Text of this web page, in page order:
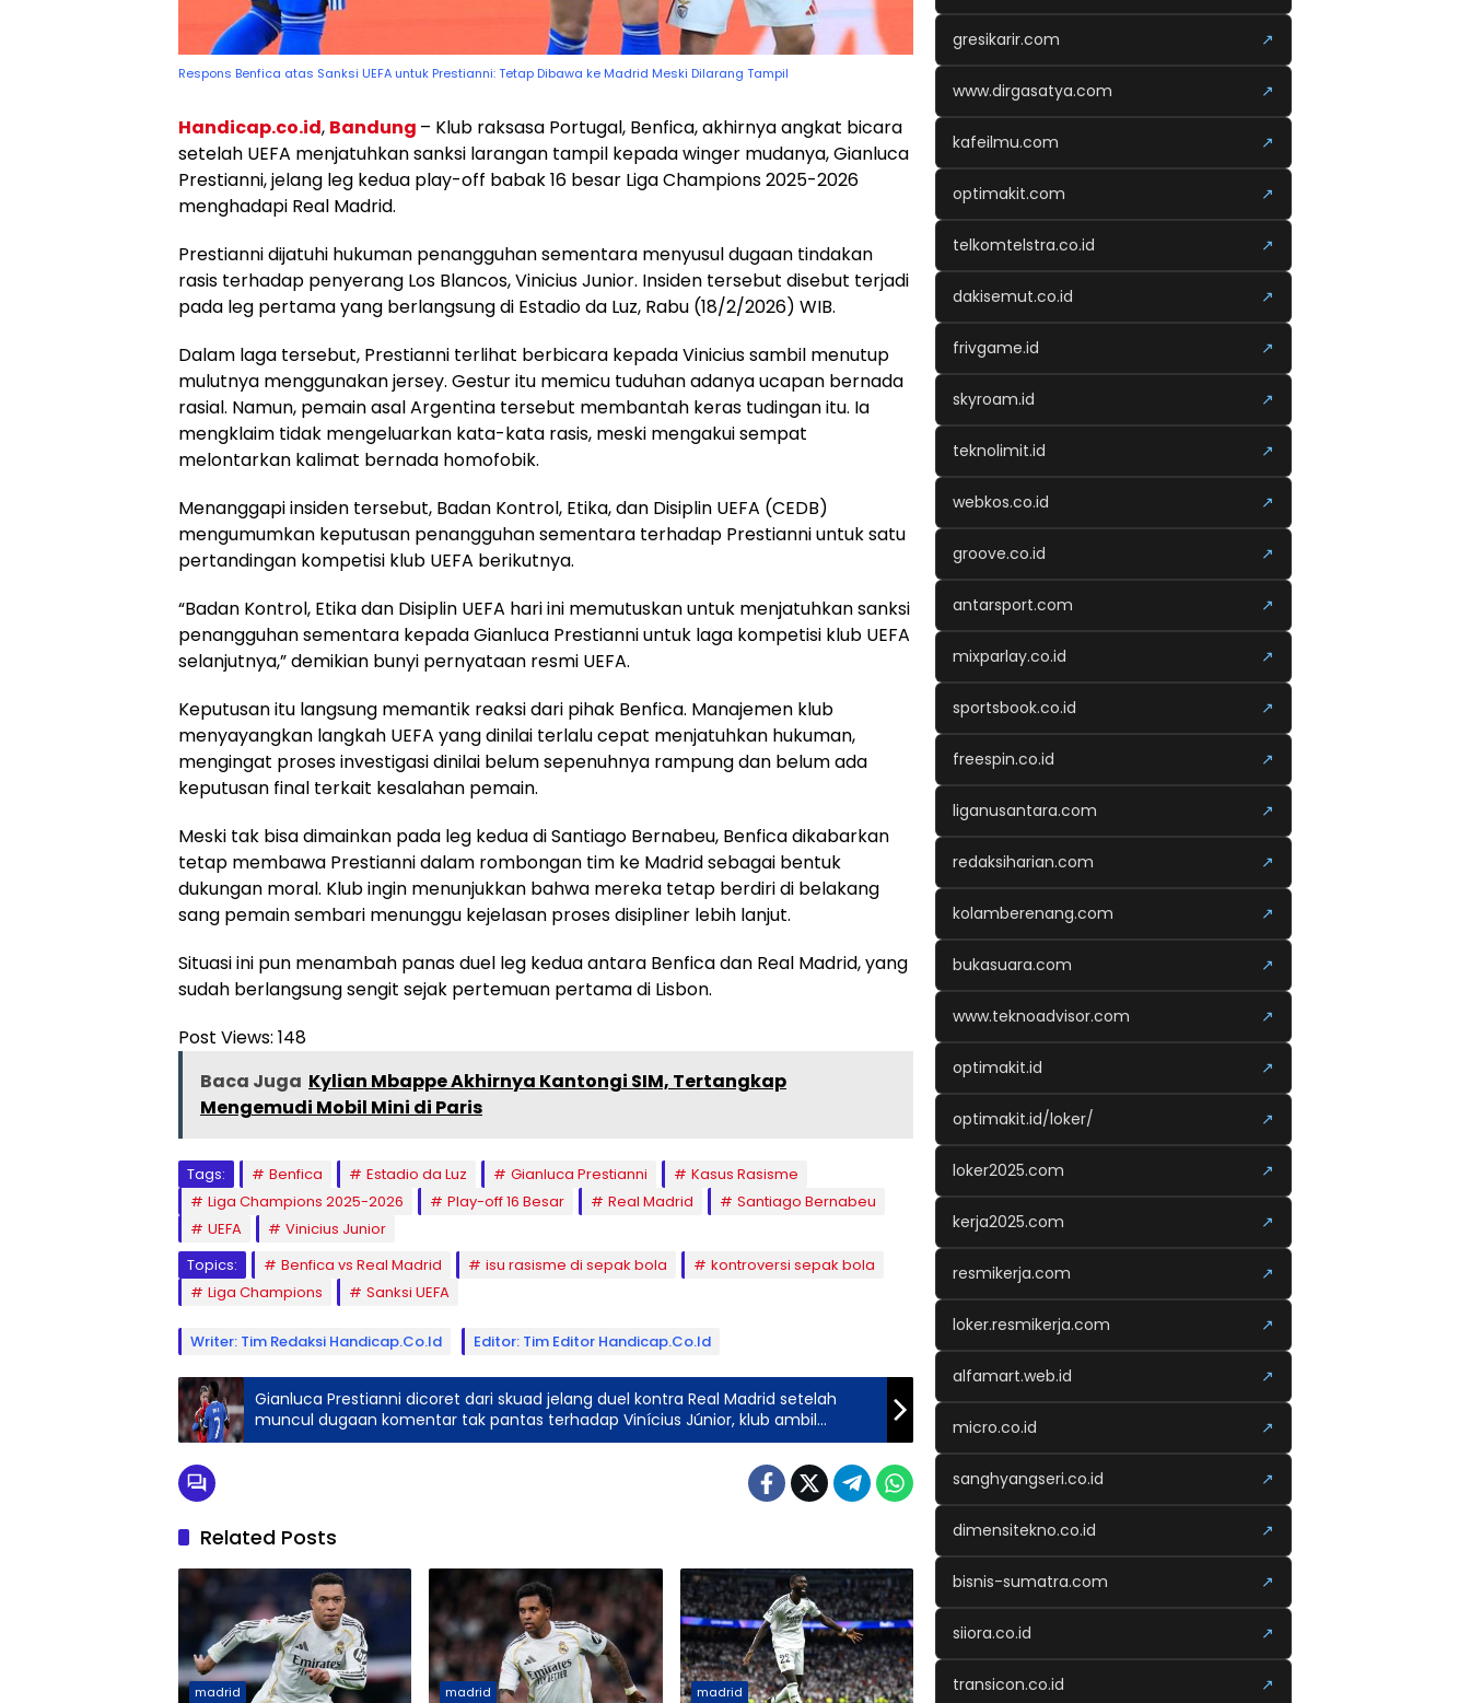
Respons Benfica atas Sanksi UEFA untuk Prestianni: Tetap Dibawa ke Madrid Meski Dilarang Tampil
Handicap.co.id, Bandung – Klub raksasa Portugal, Benfica, akhirnya angkat bicara
setelah UEFA menjatuhkan sanksi larangan tampil kepada winger mudanya, Gianluca
Prestianni, jelang leg kedua play-off babak 16 besar Liga Champions 2025-2026
menghadapi Real Madrid.
Prestianni dijatuhi hukuman penangguhan sementara menyusul dugaan tindakan
rasis terhadap penyerang Los Blancos, Vinicius Junior. Insiden tersebut disebut terjadi
pada leg pertama yang berlangsung di Estadio da Luz, Rabu (18/2/2026) WIB.
Dalam laga tersebut, Prestianni terlihat berbicara kepada Vinicius sambil menutup
mulutnya menggunakan jersey. Gestur itu memicu tuduhan adanya ucapan bernada
rasial. Namun, pemain asal Argentina tersebut membantah keras tudingan itu. Ia
mengklaim tidak mengeluarkan kata-kata rasis, meski mengakui sempat
melontarkan kalimat bernada homofobik.
Menanggapi insiden tersebut, Badan Kontrol, Etika, dan Disiplin UEFA (CEDB)
mengumumkan keputusan penangguhan sementara terhadap Prestianni untuk satu
pertandingan kompetisi klub UEFA berikutnya.
“Badan Kontrol, Etika dan Disiplin UEFA hari ini memutuskan untuk menjatuhkan sanksi
penangguhan sementara kepada Gianluca Prestianni untuk laga kompetisi klub UEFA
selanjutnya,” demikian bunyi pernyataan resmi UEFA.
Keputusan itu langsung memantik reaksi dari pihak Benfica. Manajemen klub
menyayangkan langkah UEFA yang dinilai terlalu cepat menjatuhkan hukuman,
mengingat proses investigasi dinilai belum sepenuhnya rampung dan belum ada
keputusan final terkait kesalahan pemain.
Meski tak bisa dimainkan pada leg kedua di Santiago Bernabeu, Benfica dikabarkan
tetap membawa Prestianni dalam rombongan tim ke Madrid sebagai bentuk
dukungan moral. Klub ingin menunjukkan bahwa mereka tetap berdiri di belakang
sang pemain sembari menunggu kejelasan proses disipliner lebih lanjut.
Situasi ini pun menambah panas duel leg kedua antara Benfica dan Real Madrid, yang
sudah berlangsung sengit sejak pertemuan pertama di Lisbon.
Post Views: 148
Baca Juga Kylian Mbappe Akhirnya Kantongi SIM, Tertangkap
Mengemudi Mobil Mini di Paris
Tags: Benfica Estadio da Luz Gianluca Prestianni
Kasus Rasisme
Liga Champions 2025-2026
Play-off 16 Besar Real Madrid
Santiago Bernabeu
UEFA
Vinicius Junior
Topics:
Benfica vs Real Madrid isu rasisme di sepak bola
kontroversi sepak bola
Liga Champions
Sanksi UEFA
Writer: Tim Redaksi Handicap.co.id Editor: Tim Editor Handicap.co.id
Gianluca Prestianni dicoret dari skuad jelang duel kontra Real Madrid setelah
muncul dugaan komentar tak pantas terhadap Vinícius Júnior, klub ambil
langkah disipliner sambil menunggu hasil investigasi.
Related Posts
madrid madrid madrid
gresikarir.com ↗
www.dirgasatya.com ↗
kafeilmu.com ↗
optimakit.com ↗
telkomtelstra.co.id ↗
dakisemut.co.id ↗
frivgame.id ↗
skyroam.id ↗
teknolimit.id ↗
webkos.co.id ↗
groove.co.id ↗
antarsport.com ↗
mixparlay.co.id ↗
sportsbook.co.id ↗
freespin.co.id ↗
liganusantara.com ↗
redaksiharian.com ↗
kolamberenang.com ↗
bukasuara.com ↗
www.teknoadvisor.com ↗
optimakit.id ↗
optimakit.id/loker/ ↗
loker2025.com ↗
kerja2025.com ↗
resmikerja.com ↗
loker.resmikerja.com ↗
alfamart.web.id ↗
micro.co.id ↗
sanghyangseri.co.id ↗
dimensitekno.co.id ↗
bisnis-sumatra.com ↗
siiora.co.id ↗
transicon.co.id ↗